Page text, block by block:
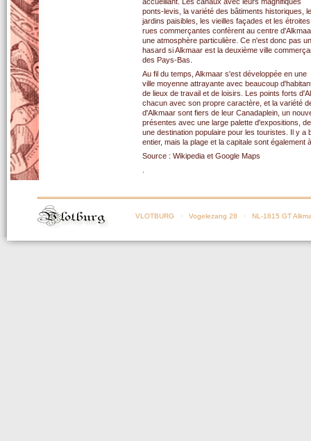
ponts-levis, la variété des bâtiments historiques,
jardins paisibles, les vieilles façades et les étroites
rues commerçantes confèrent au centre
une atmosphère particulière. Ce n'est donc pas un
hasard si Alkmaar est la deuxième ville
des Pays-Bas.
Au fil du temps, Alkmaar s'est développée en une
ville moyenne attrayante avec beaucoup
de lieux de travail et de loisirs. Les points forts
chacun avec son propre caractère, et la variété
d'Alkmaar sont fiers de leur Canadaplein, un
présentes avec une large palette d'expositions,
une destination populaire pour les touristes. Il y
entier, mais la plage et la capitale sont également
Source : Wikipedia et Google Maps
VLOTBURG · Vogelezang 28 · NL-1815 GT